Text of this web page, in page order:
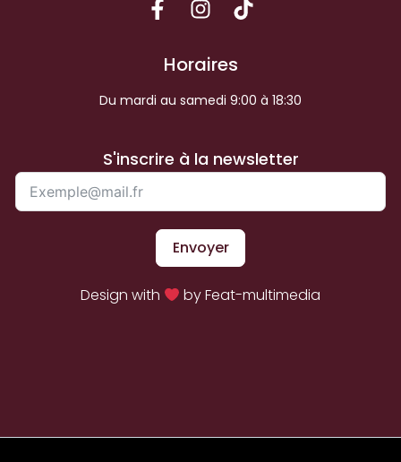
Horaires
Du mardi au samedi 9:00 à 18:30
S'inscrire à la newsletter
Envoyer
Design with by Feat-multimedia